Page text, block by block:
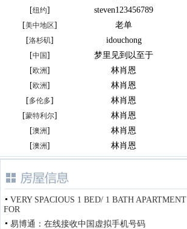
[纽约] steven123456789
[美中地区] 老单
[洛杉矶] idouchong
[中国] 梦里见到以至于
[欧洲] 林肖恩
[欧洲] 林肖恩
[多伦多] 林肖恩
[蒙特利尔] 林肖恩
[澳洲] 林肖恩
[澳洲] 林肖恩
VERY SPACIOUS 1 BED/ 1 BATH APARTMENT
FOR
易博通：在线接收中国虚拟手机号码